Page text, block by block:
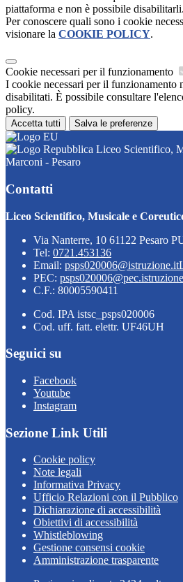
piattaforma e non è possibile disabilitarli.
Per conoscere quali sono i cookie
visionare la COOKIE POLICY.
Cookie necessari per il funzionamento
I cookie necessari per il funzionamento
disabilitati. È possibile consultare
policy.
Accetta tutti Salva le preferenze
Liceo Scientifico,
Marconi - Pesaro
Contatti
Liceo Scientifico, Musicale e
Via Nanterre, 10 61122 Pesaro
Tel: 0721.453136
Email: psps020006@istruzione.it
PEC:
C.F.: 80005590411
Cod. IPA istsc_psps020006
Cod. uff. fatt. elettr. UF46UH
Seguici su
Facebook
Youtube
Instagram
Sezione Link Utili
Cookie policy
Note legali
Informativa Privacy
Ufficio Relazioni con il Pubblico
Dichiarazione di accessibilità
Obiettivi di accessibilità
Whistleblowing
Gestione consensi cookie
Amministrazione trasparente